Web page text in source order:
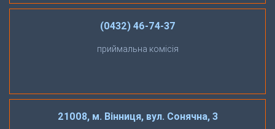
(0432) 46-74-37
приймальна комісія
21008, м. Вінниця, вул. Сонячна, 3